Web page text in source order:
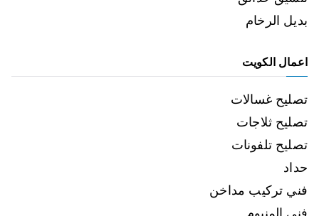
بديل الرخام
اعمال الكويت
تصليح غسالات
تصليح ثلاجات
تصليح تلفونات
حداد
فني تركيب مداخن
فني المنيوم